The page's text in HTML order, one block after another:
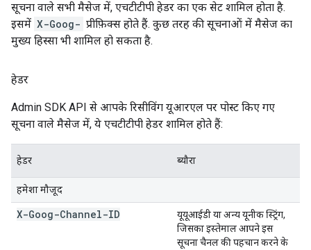
सूचना वाले सभी मैसेज में, एचटीटीपी हेडर का एक सेट शामिल होता है.
इसमें X-Goog- प्रीफ़िक्स होते हैं. कुछ तरह की सूचनाओं में मैसेज का
मुख्य हिस्सा भी शामिल हो सकता है.
हेडर
Admin SDK API से आपके रिसीविंग यूआरएल पर पोस्ट किए गए
सूचना वाले मैसेज में, ये एचटीटीपी हेडर शामिल होते हैं:
हेडर ब्यौरा
हमेशा मौजूद
X-Goog-Channel-ID
यूयूआईडी या अन्य यूनीक स्ट्रिंग,
जिसका इस्तेमाल आपने इस
सूचना चैनल की पहचान करने के